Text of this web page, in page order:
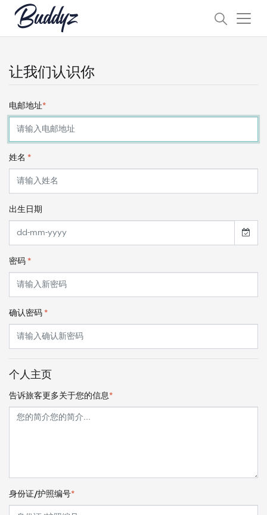
让我们认识你
电邮地址*
姓名 *
出生日期
密码 *
确认密码 *
个人主页
告诉旅客更多关于您的信息*
身份证/护照编号*